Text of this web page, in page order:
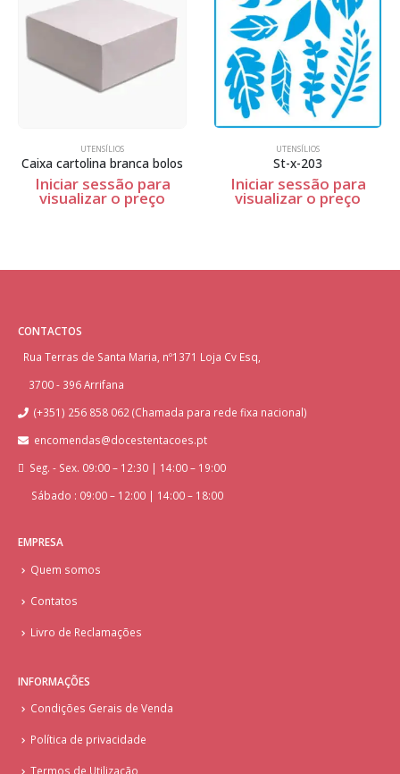
UTENSÍLIOS
Caixa cartolina branca bolos
Iniciar sessão para
visualizar o preço
UTENSÍLIOS
St-x-203
Iniciar sessão para
visualizar o preço
CONTACTOS
Rua Terras de Santa Maria, nº1371 Loja Cv Esq,
3700 - 396 Arrifana
(+351) 256 858 062 (Chamada para rede fixa nacional)
encomendas@docestentacoes.pt
Seg. - Sex. 09:00 – 12:30 | 14:00 – 19:00
Sábado : 09:00 – 12:00 | 14:00 – 18:00
EMPRESA
Quem somos
Contatos
Livro de Reclamações
INFORMAÇÕES
Condições Gerais de Venda
Política de privacidade
Termos de Utilização